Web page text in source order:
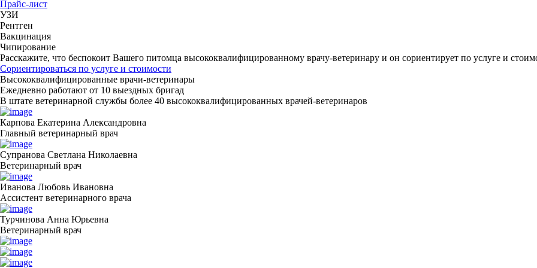
Прайс-лист
УЗИ
Рентген
Вакцинация
Чипирование
Расскажите, что беспокоит Вашего питомца высококвалифицированному врачу-ветеринару и он сориентирует по услуге и
Сориентироваться по услуге и стоимости
Высококвалифицированные врачи-ветеринары
Ежедневно работают от 10 выездных бригад
В штате ветеринарной службы более 40 высококвалифицированных врачей-ветеринаров
Карпова Екатерина Александровна
Главный ветеринарный врач
Супранова Светлана Николаевна
Ветеринарный врач
Иванова Любовь Ивановна
Ассистент ветеринарного врача
Турчинова Анна Юрьевна
Ветеринарный врач